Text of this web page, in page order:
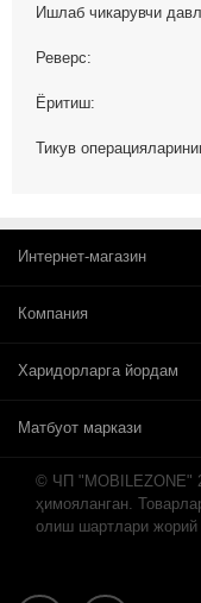
Ишлаб чикарувчи
Реверс:
Ёритиш:
Тикув
Интернет-магазин
Компания
Харидорларга йордам
Матбуот маркази
© ЧП "MOBILEZONE"
ҳимояланган.
олиш шартлари жорий